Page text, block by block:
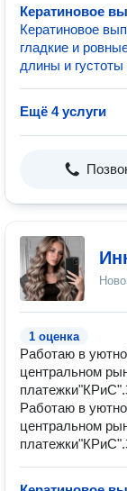
Кератиновое
Кератиновое
гладкие и
длины и густоты
Ещё 4 услуги
1 оценка
Работаю в
центральном
Работаю в
центральном